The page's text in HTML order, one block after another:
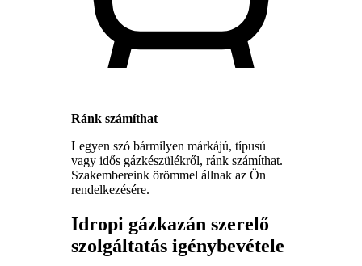
Ránk számíthat
Legyen szó bármilyen márkájú, típusú
vagy idős gázkészülékről, ránk számíthat.
Szakembereink örömmel állnak az Ön
rendelkezésére.
Idropi gázkazán szerelő
szolgáltatás igénybevétele